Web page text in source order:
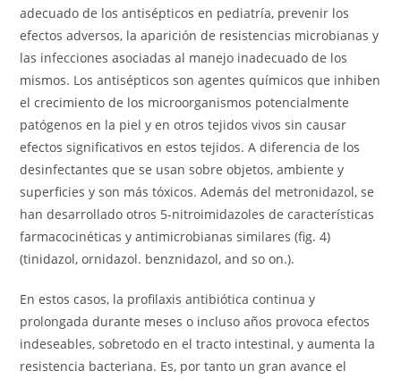
adecuado de los antisépticos en pediatría, prevenir los
efectos adversos, la aparición de resistencias microbianas y
las infecciones asociadas al manejo inadecuado de los
mismos. Los antisépticos son agentes químicos que inhiben
el crecimiento de los microorganismos potencialmente
patógenos en la piel y en otros tejidos vivos sin causar
efectos significativos en estos tejidos. A diferencia de los
desinfectantes que se usan sobre objetos, ambiente y
superficies y son más tóxicos. Además del metronidazol, se
han desarrollado otros 5-nitroimidazoles de características
farmacocinéticas y antimicrobianas similares (fig. 4)
(tinidazol, ornidazol. benznidazol, and so on.).
En estos casos, la profilaxis antibiótica continua y
prolongada durante meses o incluso años provoca efectos
indeseables, sobretodo en el tracto intestinal, y aumenta la
resistencia bacteriana. Es, por tanto un gran avance el